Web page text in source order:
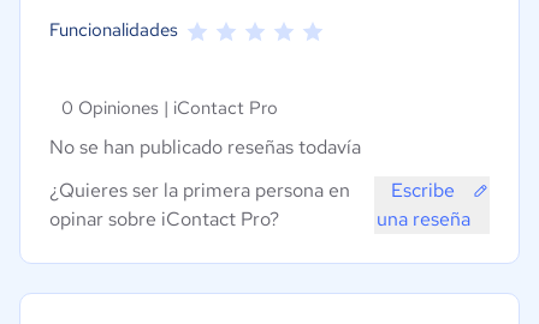
Funcionalidades
0 Opiniones | iContact Pro
No se han publicado reseñas todavía
¿Quieres ser la primera persona en
opinar sobre iContact Pro?
Escribe
una reseña